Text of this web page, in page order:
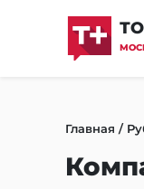
Главная /